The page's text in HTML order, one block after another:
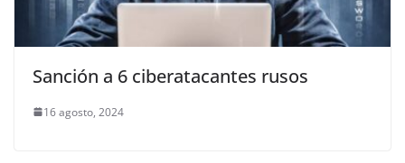
Sanción a 6 ciberatacantes rusos
16 agosto, 2024